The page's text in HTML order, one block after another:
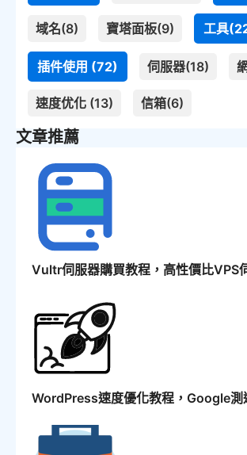
域名(8) 寶塔面板(9) 工具
插件使用 (72) 伺服器(18)
速度优化 (13) 信箱(6)
文章推薦
Vultr伺服器購買教程，高性價比VPS
WordPress速度優化教程，Google